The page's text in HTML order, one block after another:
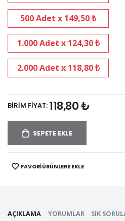
500 Adet x 149,50 ₺
1.000 Adet x 124,30 ₺
2.000 Adet x 118,80 ₺
BİRİM FİYAT: 118,80 ₺
SEPETE EKLE
FAVORİ ÜRÜNLERE EKLE
AÇIKLAMA YORUMLAR SIK